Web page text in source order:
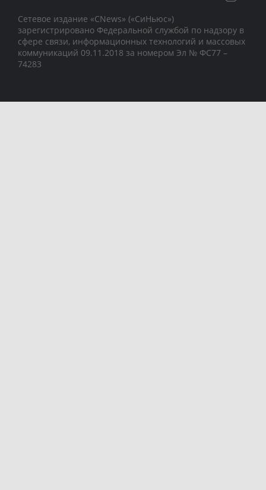
Сетевое издание «CNews» («СиНьюс»)
зарегистрировано Федеральной службой по надзору в
сфере связи, информационных технологий и массовых
коммуникаций 09.11.2018 за номером Эл № ФС77 –
74283